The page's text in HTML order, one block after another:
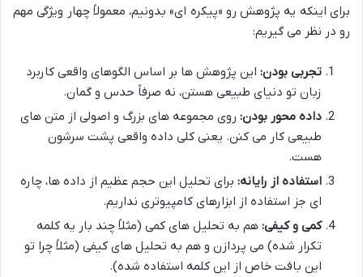
برای اینکه یه پژوهش رو «پیکره ای» بدونیم، معمولاً چهار ویژگی مهم
رو در نظر می گیریم:
تجربی بودن: این پژوهش ها بر اساس الگوهای واقعی کاربرد
زبان تو دنیای طبیعی هستن، نه صرفاً حدس و گمان.
داده محور بودن: روی مجموعه های بزرگ و اصولی از متن های
طبیعی کار می کنن. یعنی کلی داده واقعی پشت سرشون
هست.
استفاده از رایانه: برای تحلیل این حجم عظیم از داده ها، چاره
ای جز استفاده از ابزارهای کامپیوتری نداریم.
کمی و کیفی: هم به تحلیل های کمی (مثلاً چند بار یه کلمه
تکرار شده) می پردازن و هم به تحلیل های کیفی (مثلاً چرا تو
این بافت خاص از این کلمه استفاده شده).